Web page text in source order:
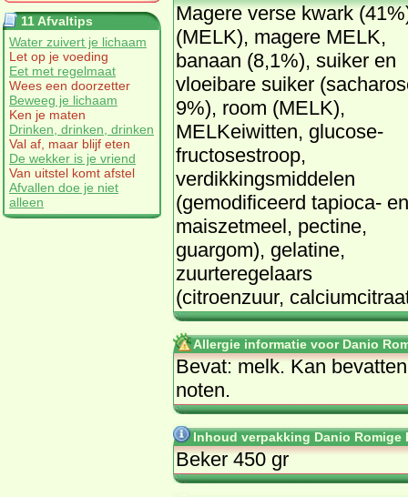
11 Afvaltips
Water zuivert je lichaam
Let op je voeding
Eet met regelmaat
Wees een doorzetter
Beweeg je lichaam
Ken je maten
Drinken, drinken, drinken
Val af, maar blijf eten
De wekker is je vriend
Van uitstel komt afstel
Afvallen doe je niet
alleen
Magere verse kwark
(MELK), magere MELK,
banaan (8,1%), suiker en
vloeibare suiker
9%), room (MELK),
MELKeiwitten, glucose-
fructosestroop,
verdikkingsmiddelen
(gemodificeerd tapioca- en
maiszetmeel, pectine,
guargom), gelatine,
zuurteregelaars
(citroenzuur,
Allergie informatie voor Danio
Bevat: melk. Kan
noten.
Inhoud verpakking Danio Romige
Beker 450 gr